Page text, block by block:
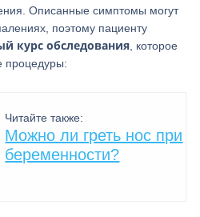
Описанные симптомы могут
поэтому пациенту
курс обследования , которое
процедуры:
Читайте также:
Можно ли греть нос при
беременности?